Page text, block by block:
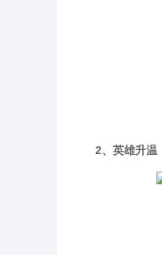
2、英雄升温